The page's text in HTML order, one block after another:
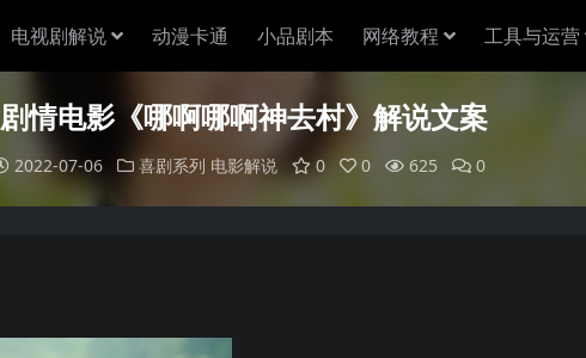
电视剧解说 动漫卡通 小品剧本 网络教程 工具与运营
剧情电影《哪啊哪啊神去村》解说文案
2022-07-06 喜剧系列 电影解说 0 0 625 0